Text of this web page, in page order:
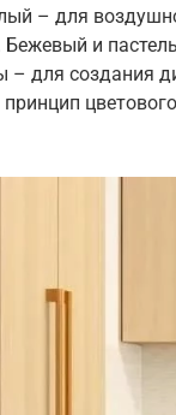
– для
Бежевый и
– для создания